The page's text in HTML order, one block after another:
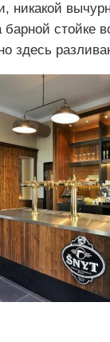
никакой
стойке
здесь